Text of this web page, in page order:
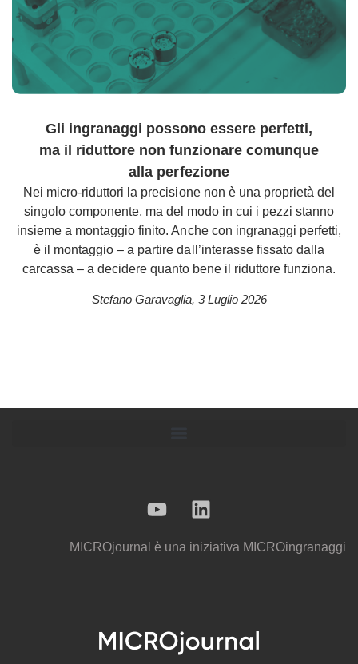
Gli ingranaggi possono essere perfetti,
ma il riduttore non funzionare comunque
alla perfezione
Nei micro-riduttori la precisione non è una proprietà del
singolo componente, ma del modo in cui i pezzi stanno
insieme a montaggio finito. Anche con ingranaggi perfetti,
è il montaggio – a partire dall’interasse fissato dalla
carcassa – a decidere quanto bene il riduttore funziona.
Stefano Garavaglia, 3 Luglio 2026
MICROjournal è una iniziativa MICROingranaggi